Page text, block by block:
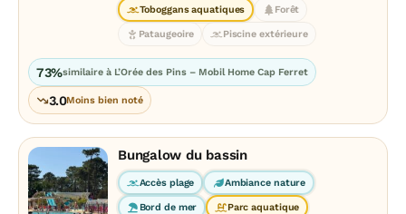
Toboggans aquatiques Forêt
Pataugeoire Piscine extérieure
73%similaire à L’Orée des Pins – Mobil Home Cap Ferret
3.0Moins bien noté
Bungalow du bassin
Accès plage Ambiance nature
Bord de mer Parc aquatique